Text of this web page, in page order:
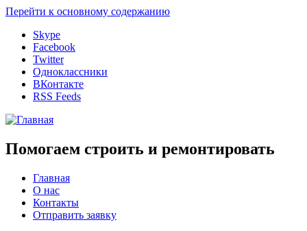
Перейти к основному содержанию
Skype
Facebook
Twitter
Одноклассники
ВКонтакте
RSS Feeds
Помогаем строить и ремонтировать
Главная
О нас
Контакты
Отправить заявку